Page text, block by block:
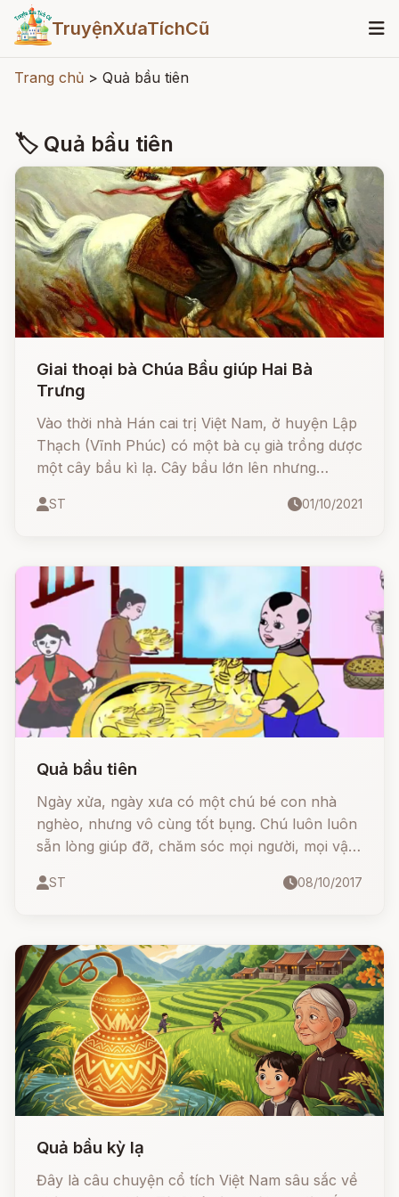
TruyệnXưaTíchCũ
Trang chủ > Quả bầu tiên
🏷 Quả bầu tiên
Giai thoại bà Chúa Bầu giúp Hai Bà
Trưng
Vào thời nhà Hán cai trị Việt Nam, ở huyện Lập
Thạch (Vĩnh Phúc) có một bà cụ già trồng dược
một cây bầu kì lạ. Cây bầu lớn lên nhưng
lan ra, lan mãi. Dây lan ra rất dài, bò lên cả núi
ST 01/10/2021
Quả bầu tiên
Ngày xửa, ngày xưa có một chú bé con nhà
nghèo, nhưng vô cùng tốt bụng. Chú luôn luôn
sẵn lòng giúp đỡ, chăm sóc mọi người, mọi vật
chim chóc lại ríu rít kéo nhau tới làm tổ, hót
ST 08/10/2017
Quả bầu kỳ lạ
Đây là câu chuyện cổ tích Việt Nam sâu sắc về